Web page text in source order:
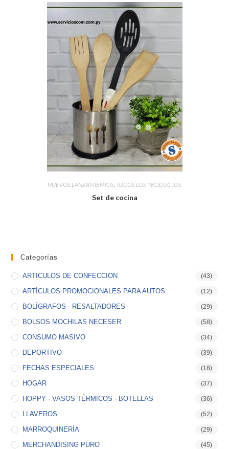
NUEVOS LANZAMIENTOS, TODOS LOS PRODUCTOS
Set de cocina
Categorías
ARTICULOS DE CONFECCION (43)
ARTÍCULOS PROMOCIONALES PARA AUTOS (12)
BOLÍGRAFOS - RESALTADORES (29)
BOLSOS MOCHILAS NECESER (58)
CONSUMO MASIVO (34)
DEPORTIVO (39)
FECHAS ESPECIALES (18)
HOGAR (37)
HOPPY - VASOS TÉRMICOS - BOTELLAS (36)
LLAVEROS (52)
MARROQUINERÍA (29)
MERCHANDISING PURO (45)